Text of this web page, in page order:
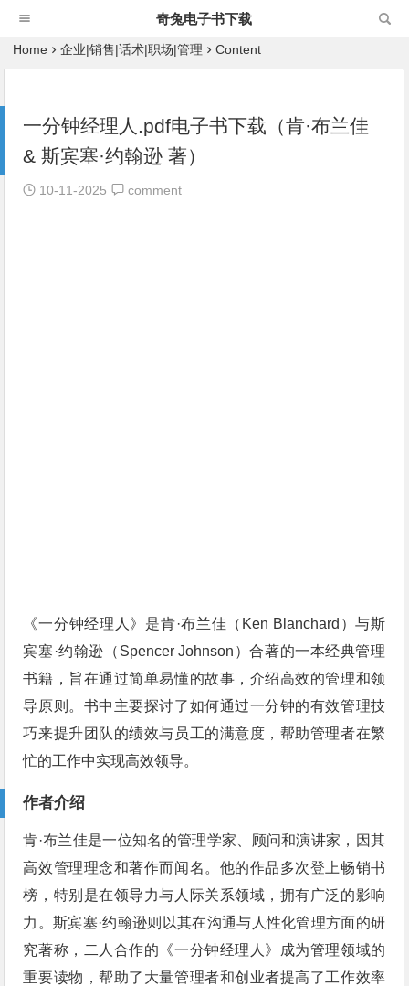
奇兔电子书下载
Home 企业|销售|话术|职场|管理 Content
一分钟经理人.pdf电子书下载（肯·布兰佳
& 斯宾塞·约翰逊 著）
10-11-2025 comment
《一分钟经理人》是肯·布兰佳（Ken Blanchard）与斯
宾塞·约翰逊（Spencer Johnson）合著的一本经典管理
书籍，旨在通过简单易懂的故事，介绍高效的管理和领
导原则。书中主要探讨了如何通过一分钟的有效管理技
巧来提升团队的绩效与员工的满意度，帮助管理者在繁
忙的工作中实现高效领导。
作者介绍
肯·布兰佳是一位知名的管理学家、顾问和演讲家，因其
高效管理理念和著作而闻名。他的作品多次登上畅销书
榜，特别是在领导力与人际关系领域，拥有广泛的影响
力。斯宾塞·约翰逊则以其在沟通与人性化管理方面的研
究著称，二人合作的《一分钟经理人》成为管理领域的
重要读物，帮助了大量管理者和创业者提高了工作效率